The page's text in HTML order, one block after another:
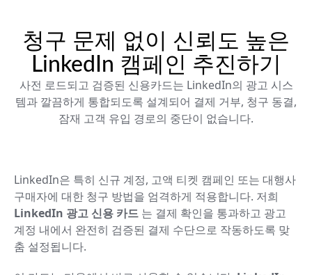
청구 문제 없이 신뢰도 높은
LinkedIn 캠페인 추진하기
사전 로드되고 검증된 신용카드는 LinkedIn의 광고 시스
템과 깔끔하게 통합되도록 설계되어 결제 거부, 청구 동결,
잠재 고객 유입 경로의 중단이 없습니다.
LinkedIn은 특히 신규 계정, 고액 티켓 캠페인 또는 대행사
구매자에 대한 청구 방법을 엄격하게 적용합니다. 저희
LinkedIn 광고 신용 카드 는 결제 확인을 통과하고 광고
계정 내에서 완전히 검증된 결제 수단으로 작동하도록 맞
춤 설정됩니다.